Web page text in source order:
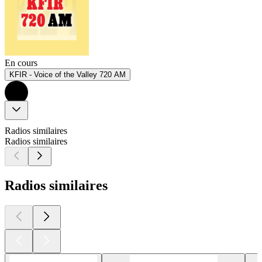
En cours
KFIR - Voice of the Valley 720 AM
Radios similaires
Radios similaires
Radios similaires